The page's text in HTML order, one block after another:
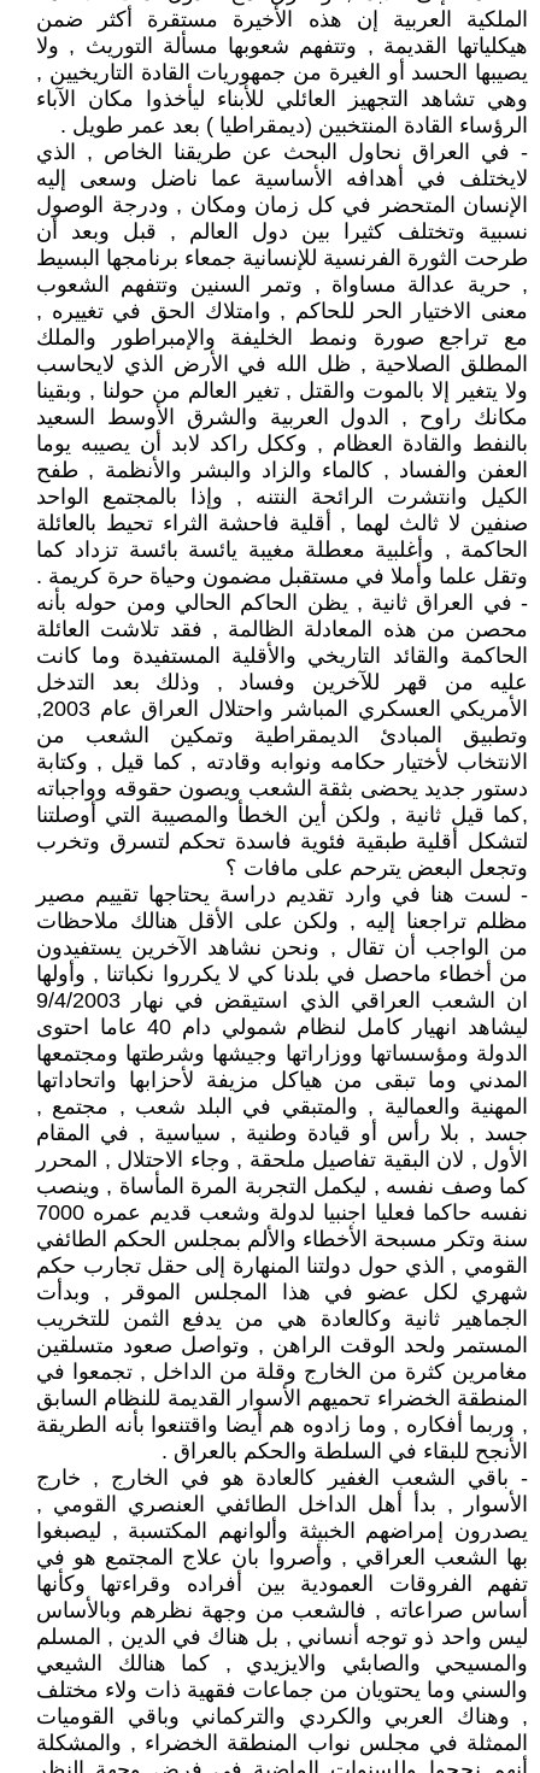
الملكية العربية إن هذه الأخيرة مستقرة أكثر ضمن
هيكلياتها القديمة , وتتفهم شعوبها مسألة التوريث , ولا
يصيبها الحسد أو الغيرة من جمهوريات القادة التاريخيين ,
وهي تشاهد التجهيز العائلي للأبناء ليأخذوا مكان الآباء
الرؤساء القادة المنتخبين (ديمقراطيا ) بعد عمر طويل .
- في العراق نحاول البحث عن طريقنا الخاص , الذي
لايختلف في أهدافه الأساسية عما ناضل وسعى إليه
الإنسان المتحضر في كل زمان ومكان , ودرجة الوصول
نسبية وتختلف كثيرا بين دول العالم , قبل وبعد أن
طرحت الثورة الفرنسية للإنسانية جمعاء برنامجها البسيط
, حرية عدالة مساواة , وتمر السنين وتتفهم الشعوب
معنى الاختيار الحر للحاكم , وامتلاك الحق في تغييره ,
مع تراجع صورة ونمط الخليفة والإمبراطور والملك
المطلق الصلاحية , ظل الله في الأرض الذي لايحاسب
ولا يتغير إلا بالموت والقتل , تغير العالم من حولنا , وبقينا
مكانك راوح , الدول العربية والشرق الأوسط السعيد
بالنفط والقادة العظام , وككل راكد لابد أن يصيبه يوما
العفن والفساد , كالماء والزاد والبشر والأنظمة , طفح
الكيل وانتشرت الرائحة النتنه , وإذا بالمجتمع الواحد
صنفين لا ثالث لهما , أقلية فاحشة الثراء تحيط بالعائلة
الحاكمة , وأغلبية معطلة مغيبة يائسة بائسة تزداد كما
وتقل علما وأملا في مستقبل مضمون وحياة حرة كريمة .
- في العراق ثانية , يظن الحاكم الحالي ومن حوله بأنه
محصن من هذه المعادلة الظالمة , فقد تلاشت العائلة
الحاكمة والقائد التاريخي والأقلية المستفيدة وما كانت
عليه من قهر للآخرين وفساد , وذلك بعد التدخل
الأمريكي العسكري المباشر واحتلال العراق عام 2003,
وتطبيق المبادئ الديمقراطية وتمكين الشعب من
الانتخاب لأختيار حكامه ونوابه وقادته , كما قيل , وكتابة
دستور جديد يحضى بثقة الشعب ويصون حقوقه وواجباته
,كما قيل ثانية , ولكن أين الخطأ والمصيبة التي أوصلتنا
لتشكل أقلية طبقية فئوية فاسدة تحكم لتسرق وتخرب
وتجعل البعض يترحم على مافات ؟
- لست هنا في وارد تقديم دراسة يحتاجها تقييم مصير
مظلم تراجعنا إليه , ولكن على الأقل هنالك ملاحظات
من الواجب أن تقال , ونحن نشاهد الآخرين يستفيدون
من أخطاء ماحصل في بلدنا كي لا يكرروا نكباتنا , وأولها
ان الشعب العراقي الذي استيقض في نهار 9/4/2003
ليشاهد انهيار كامل لنظام شمولي دام 40 عاما احتوى
الدولة ومؤسساتها ووزاراتها وجيشها وشرطتها ومجتمعها
المدني وما تبقى من هياكل مزيفة لأحزابها واتحاداتها
المهنية والعمالية , والمتبقي في البلد شعب , مجتمع ,
جسد , بلا رأس أو قيادة وطنية , سياسية , في المقام
الأول , لان البقية تفاصيل ملحقة , وجاء الاحتلال , المحرر
كما وصف نفسه , ليكمل التجربة المرة المأساة , وينصب
نفسه حاكما فعليا اجنبيا لدولة وشعب قديم عمره 7000
سنة وتكر مسبحة الأخطاء والألم بمجلس الحكم الطائفي
القومي , الذي حول دولتنا المنهارة إلى حقل تجارب حكم
شهري لكل عضو في هذا المجلس الموقر , وبدأت
الجماهير ثانية وكالعادة هي من يدفع الثمن للتخريب
المستمر ولحد الوقت الراهن , وتواصل صعود متسلقين
مغامرين كثرة من الخارج وقلة من الداخل , تجمعوا في
المنطقة الخضراء تحميهم الأسوار القديمة للنظام السابق
, وربما أفكاره , وما زادوه هم أيضا واقتنعوا بأنه الطريقة
الأنجح للبقاء في السلطة والحكم بالعراق .
- باقي الشعب الغفير كالعادة هو في الخارج , خارج
الأسوار , بدأ أهل الداخل الطائفي العنصري القومي ,
يصدرون إمراضهم الخبيثة وألوانهم المكتسبة , ليصبغوا
بها الشعب العراقي , وأصروا بان علاج المجتمع هو في
تفهم الفروقات العمودية بين أفراده وقراءتها وكأنها
أساس صراعاته , فالشعب من وجهة نظرهم وبالأساس
ليس واحد ذو توجه أنساني , بل هناك في الدين , المسلم
والمسيحي والصابئي والايزيدي , كما هنالك الشيعي
والسني وما يحتويان من جماعات فقهية ذات ولاء مختلف
, وهناك العربي والكردي والتركماني وباقي القوميات
الممثلة في مجلس نواب المنطقة الخضراء , والمشكلة